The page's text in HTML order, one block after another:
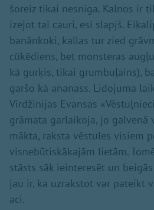
šoreiz tikai nesniga. Kalnos ir
izejot tai cauri, esi slapjš.
banānkoki, kallas tur zied
cūkēdiens, bet monsteras
kā gurķis, tikai grumbuļains),
garšo kā ananass. Lidojuma
Virdžīnijas Evansas
grāmata garlaikoja, jo galvenā
mākta, raksta vēstules visiem
visnebūtiskākajām lietām.
stāsts sāk ieinteresēt un
jau ir, ka uzrakstot var pateikt
aci.